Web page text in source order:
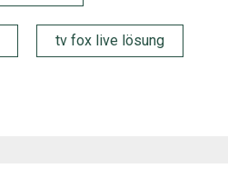
tv fox live lösung